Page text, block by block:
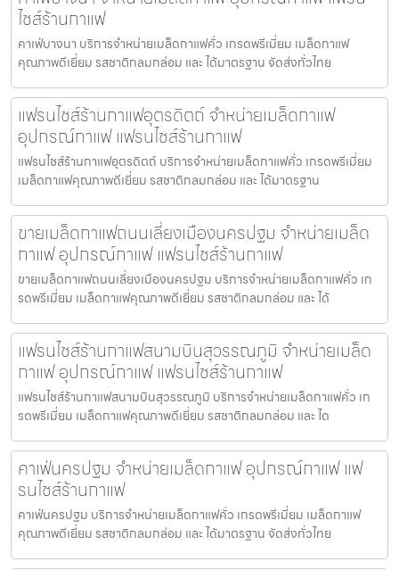
ไชส์ร้านกาแฟ
คาเฟ่บางนา บริการจำหน่ายเมล็ดกาแฟคั่ว เกรดพรีเมี่ยม เมล็ดกาแฟ
คุณภาพดีเยี่ยม รสชาติกลมกล่อม และ ได้มาตรฐาน จัดส่งทั่วไทย
แฟรนไชส์ร้านกาแฟอุตรดิตถ์ จำหน่ายเมล็ดกาแฟ
อุปกรณ์กาแฟ แฟรนไชส์ร้านกาแฟ
แฟรนไชส์ร้านกาแฟอุตรดิตถ์ บริการจำหน่ายเมล็ดกาแฟคั่ว เกรดพรีเมี่ยม
เมล็ดกาแฟคุณภาพดีเยี่ยม รสชาติกลมกล่อม และ ได้มาตรฐาน
ขายเมล็ดกาแฟถนนเลี่ยงเมืองนครปฐม จำหน่ายเมล็ด
กาแฟ อุปกรณ์กาแฟ แฟรนไชส์ร้านกาแฟ
ขายเมล็ดกาแฟถนนเลี่ยงเมืองนครปฐม บริการจำหน่ายเมล็ดกาแฟคั่ว เก
รดพรีเมี่ยม เมล็ดกาแฟคุณภาพดีเยี่ยม รสชาติกลมกล่อม และ ได้
แฟรนไชส์ร้านกาแฟสนามบินสุวรรณภูมิ จำหน่ายเมล็ด
กาแฟ อุปกรณ์กาแฟ แฟรนไชส์ร้านกาแฟ
แฟรนไชส์ร้านกาแฟสนามบินสุวรรณภูมิ บริการจำหน่ายเมล็ดกาแฟคั่ว เก
รดพรีเมี่ยม เมล็ดกาแฟคุณภาพดีเยี่ยม รสชาติกลมกล่อม และ ได
คาเฟ่นครปฐม จำหน่ายเมล็ดกาแฟ อุปกรณ์กาแฟ แฟ
รนไชส์ร้านกาแฟ
คาเฟ่นครปฐม บริการจำหน่ายเมล็ดกาแฟคั่ว เกรดพรีเมี่ยม เมล็ดกาแฟ
คุณภาพดีเยี่ยม รสชาติกลมกล่อม และ ได้มาตรฐาน จัดส่งทั่วไทย